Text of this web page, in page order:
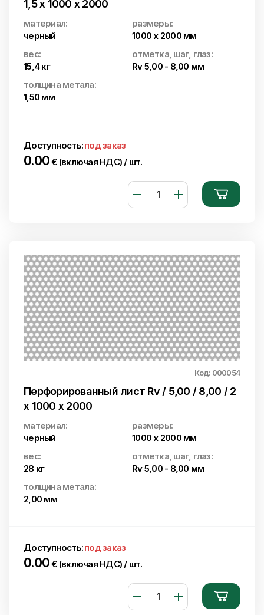
1,5 x 1000 x 2000
материал:
черный
размеры:
1000 x 2000 мм
вес:
15,4 кг
отметка, шаг, глаз:
Rv 5,00 - 8,00 мм
толщина метала:
1,50 мм
Доступность:под заказ
0.00€ (включая НДС) / шт.
Код: 000054
Перфорированный лист Rv / 5,00 / 8,00 / 2
x 1000 x 2000
материал:
черный
размеры:
1000 x 2000 мм
вес:
28 кг
отметка, шаг, глаз:
Rv 5,00 - 8,00 мм
толщина метала:
2,00 мм
Доступность:под заказ
0.00€ (включая НДС) / шт.